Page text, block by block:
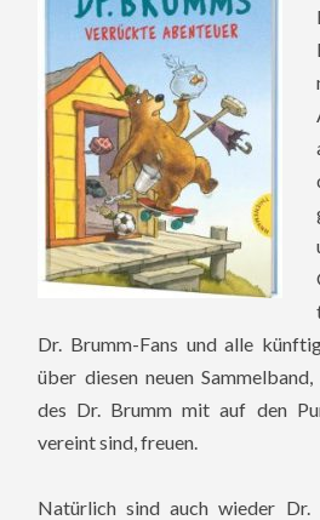
Dr. Brumm-Fans und alle
über diesen neuen
des Dr. Brumm mit auf den
vereint sind, freuen.
Natürlich sind auch wieder Dr.